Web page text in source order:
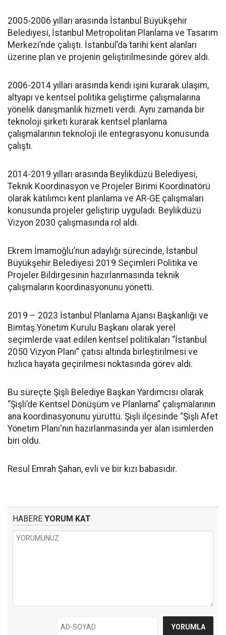
2005-2006 yılları arasında İstanbul Büyükşehir
Belediyesi, İstanbul Metropolitan Planlama ve Tasarım
Merkezi’nde çalıştı. İstanbul’da tarihi kent alanları
üzerine plan ve projenin geliştirilmesinde görev aldı.
2006-2014 yılları arasında kendi işini kurarak ulaşım,
altyapı ve kentsel politika geliştirme çalışmalarına
yönelik danışmanlık hizmeti verdi. Aynı zamanda bir
teknoloji şirketi kurarak kentsel planlama
çalışmalarının teknoloji ile entegrasyonu konusunda
çalıştı.
2014-2019 yılları arasında Beylikdüzü Belediyesi,
Teknik Koordinasyon ve Projeler Birimi Koordinatörü
olarak katılımcı kent planlama ve AR-GE çalışmaları
konusunda projeler geliştirip uyguladı. Beylikdüzü
Vizyon 2030 çalışmasında rol aldı.
Ekrem İmamoğlu’nun adaylığı sürecinde, İstanbul
Büyükşehir Belediyesi 2019 Seçimleri Politika ve
Projeler Bildirgesinin hazırlanmasında teknik
çalışmaların koordinasyonunu yönetti.
2019 – 2023 İstanbul Planlama Ajansı Başkanlığı ve
Bimtaş Yönetim Kurulu Başkanı olarak yerel
seçimlerde vaat edilen kentsel politikaları “İstanbul
2050 Vizyon Planı” çatısı altında birleştirilmesi ve
hızlıca hayata geçirilmesi noktasında görev aldı.
Bu süreçte Şişli Belediye Başkan Yardımcısı olarak
“Şişli’de Kentsel Dönüşüm ve Planlama” çalışmalarının
ana koordinasyonunu yürüttü. Şişli ilçesinde “Şişli Afet
Yönetim Planı'nın hazırlanmasında yer alan isimlerden
biri oldu.
Resul Emrah Şahan, evli ve bir kızı babasıdır.
HABERE YORUM KAT